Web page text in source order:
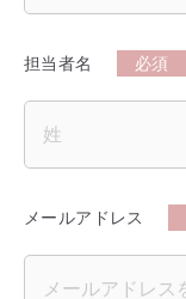
担当者名 必須
メールアドレス